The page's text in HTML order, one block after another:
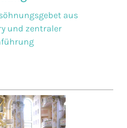
aus
und zentraler